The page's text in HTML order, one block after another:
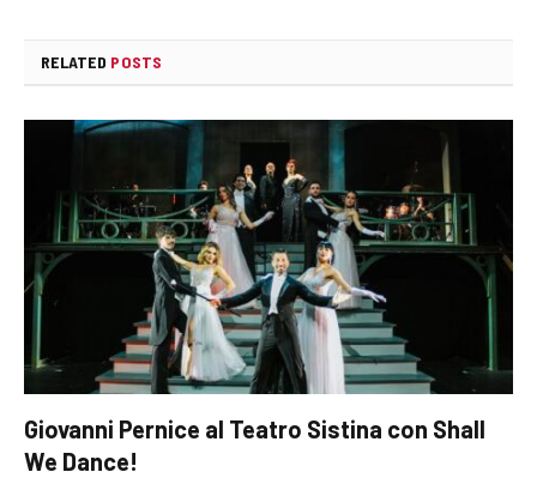
RELATED POSTS
Giovanni Pernice al Teatro Sistina con Shall
We Dance!